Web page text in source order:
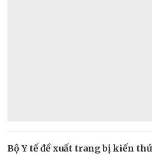
Bộ Y tế đề xuất trang bị kiến